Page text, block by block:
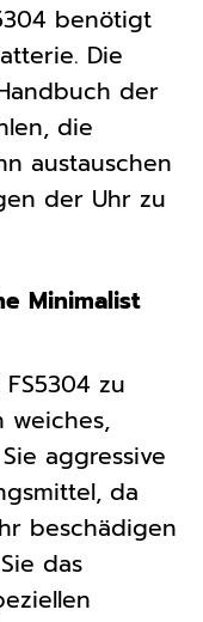
benötigt
Die
der
die
austauschen
der Uhr zu
Minimalist
zu
weiches,
aggressive
da
beschädigen
das